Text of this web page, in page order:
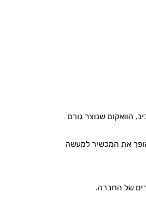
הוואקום שנוצר גורם
את המכשיר למעשה